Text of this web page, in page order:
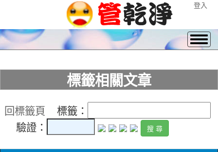
登入
標籤相關文章
回標籤頁 標籤：
驗證：